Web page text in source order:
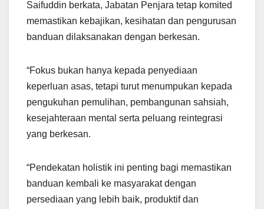
Saifuddin berkata, Jabatan Penjara tetap komited
memastikan kebajikan, kesihatan dan pengurusan
banduan dilaksanakan dengan berkesan.
“Fokus bukan hanya kepada penyediaan
keperluan asas, tetapi turut menumpukan kepada
pengukuhan pemulihan, pembangunan sahsiah,
kesejahteraan mental serta peluang reintegrasi
yang berkesan.
“Pendekatan holistik ini penting bagi memastikan
banduan kembali ke masyarakat dengan
persediaan yang lebih baik, produktif dan